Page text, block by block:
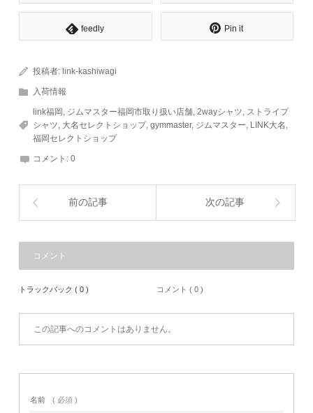
feedly Pin it
投稿者: link-kashiwagi
入荷情報
link福岡 , ジムマスター福岡市取り扱い店舗,2wayシャツ, ストライプ
シャツ, 大名セレクトショップ,gymmaster, ジムマスター, LINK大名 ,
福岡セレクトショップ
コメント:0
前の記事 次の記事
コメント
トラックバック ( 0 ) コメント ( 0 )
この記事へのコメントはありません。
名前 ( 必須 )